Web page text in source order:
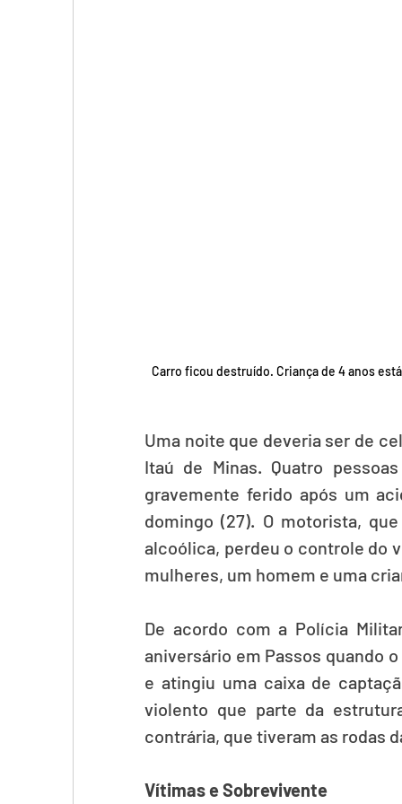
Carro ficou destruído. Criança de 4 anos
Uma noite que deveria ser de
Itaú de Minas. Quatro
gravemente ferido após um
domingo (27). O motorista,
alcoólica, perdeu o controle do
mulheres, um homem e uma
De acordo com a Polícia
aniversário em Passos quando
e atingiu uma caixa de
violento que parte da
contrária, que tiveram as rodas
Vítimas e Sobrevivente